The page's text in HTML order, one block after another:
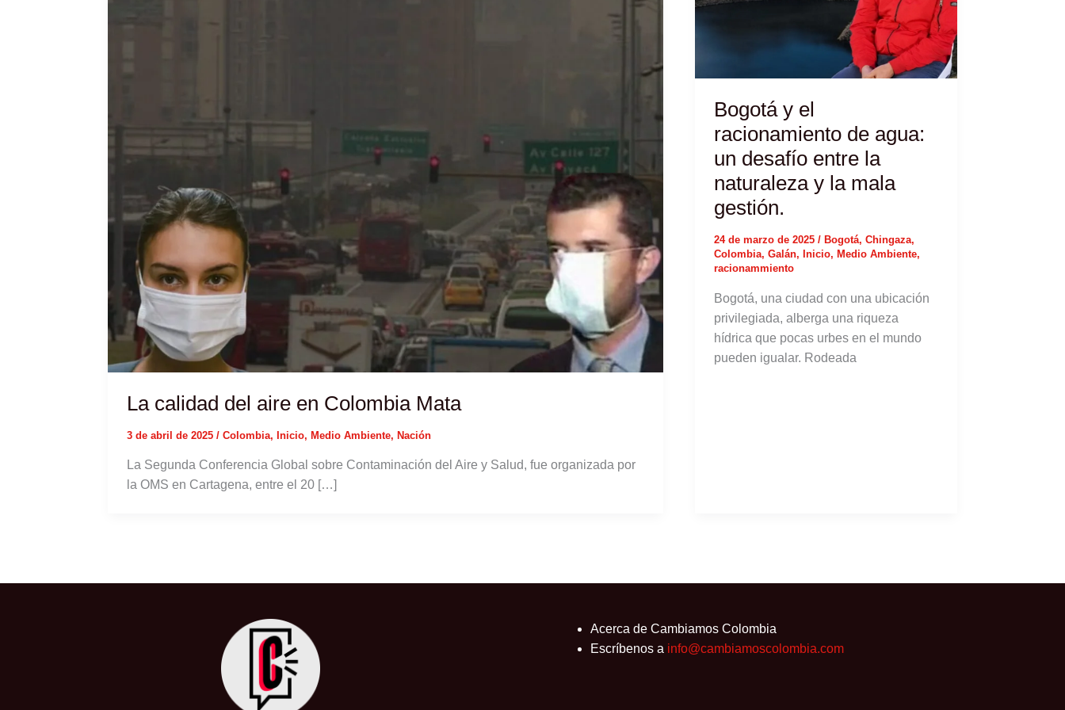
La calidad del aire en Colombia Mata
3 de abril de 2025 / Colombia, Inicio, Medio Ambiente, Nación
La Segunda Conferencia Global sobre Contaminación del Aire y Salud, fue organizada por
la OMS en Cartagena, entre el 20 […]
Bogotá y el
racionamiento de agua:
un desafío entre la
naturaleza y la mala
gestión.
24 de marzo de 2025/ Bogotá,Chingaza,
Colombia,Galán, Inicio, Medio Ambiente,
racionammiento
Bogotá, una ciudad con una ubicación
privilegiada, alberga una riqueza
hídrica que pocas urbes en el mundo
pueden igualar. Rodeada
Acerca de Cambiamos Colombia
Escríbenos a info@cambiamoscolombia.com